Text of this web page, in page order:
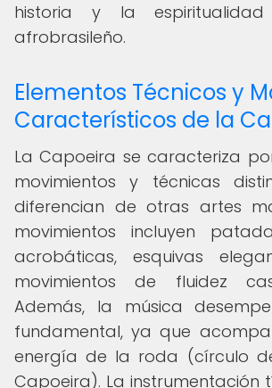
historia y la
afrobrasileño.
Elementos Técnicos y
Característicos de la
La Capoeira se caracteriza
movimientos y técnicas
diferencian de otras artes
movimientos incluyen
acrobáticas, esquivas
movimientos de fluidez
Además, la música
fundamental, ya que
energía de la roda (círculo
Capoeira). La instrumentación